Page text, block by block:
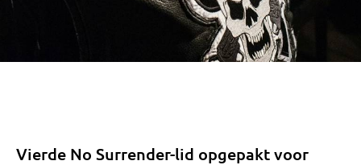
Vierde No Surrender-lid opgepakt voor